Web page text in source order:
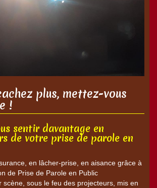
plus, mettez-vous
!
sentir davantage en
de votre prise de parole en
en lâcher-prise, en aisance grâce à
de Prise de Parole en Public
scène, sous le feu des projecteurs, mis en